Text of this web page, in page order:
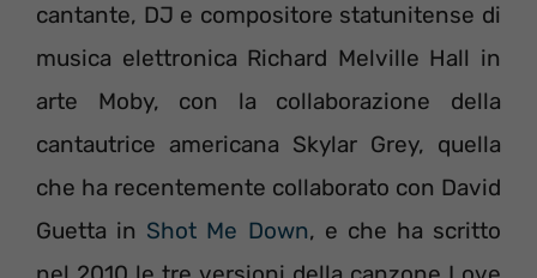
cantante, DJ e compositore statunitense di
musica elettronica Richard Melville Hall in
arte Moby, con la collaborazione della
cantautrice americana Skylar Grey, quella
che ha recentemente collaborato con David
Guetta in Shot Me Down, e che ha scritto